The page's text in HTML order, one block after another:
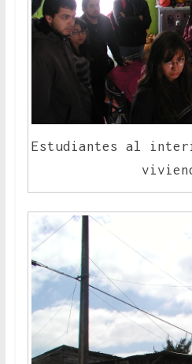
Estudiantes al